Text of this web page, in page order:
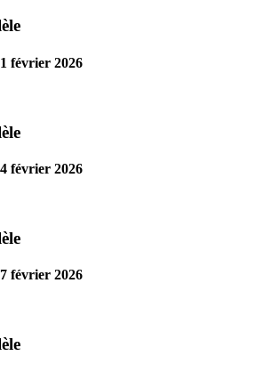
février 2026
février 2026
février 2026